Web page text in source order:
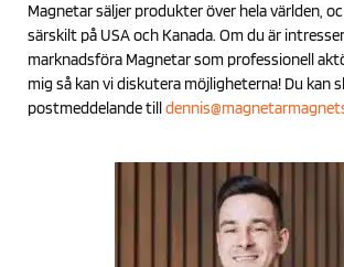
Magnetar säljer produkter över hela världen,
särskilt på USA och Kanada. Om du är
marknadsföra Magnetar som professionell
mig så kan vi diskutera möjligheterna! Du kan
postmeddelande till